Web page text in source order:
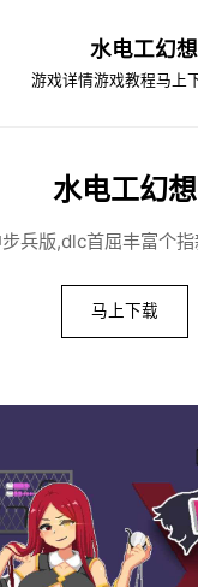
水电工幻想
游戏详情游戏教程马上
水电工幻想
兵版,dlc首屈丰富个
马上下载